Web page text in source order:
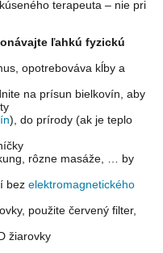
terapeuta – nie pri
ľahkú fyzickú
opotrebováva kĺby a
na prísun bielkovín, aby
), do prírody (ak je teplo
rôzne masáže, … by
bez elektromagnetického
použite červený filter,
žiarovky